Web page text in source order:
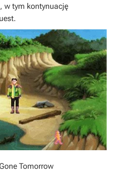
, w tym kontynuację
.
Tomorrow